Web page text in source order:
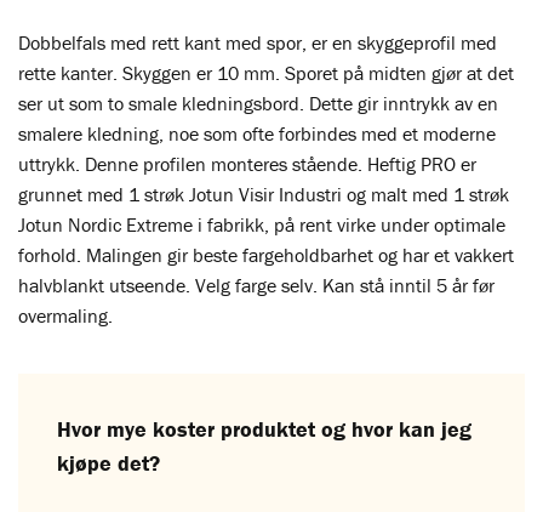
Dobbelfals med rett kant med spor, er en skyggeprofil med
rette kanter. Skyggen er 10 mm. Sporet på midten gjør at det
ser ut som to smale kledningsbord. Dette gir inntrykk av en
smalere kledning, noe som ofte forbindes med et moderne
uttrykk. Denne profilen monteres stående. Heftig PRO er
grunnet med 1 strøk Jotun Visir Industri og malt med 1 strøk
Jotun Nordic Extreme i fabrikk, på rent virke under optimale
forhold. Malingen gir beste fargeholdbarhet og har et vakkert
halvblankt utseende. Velg farge selv. Kan stå inntil 5 år før
overmaling.
Hvor mye koster produktet og hvor kan jeg
kjøpe det?